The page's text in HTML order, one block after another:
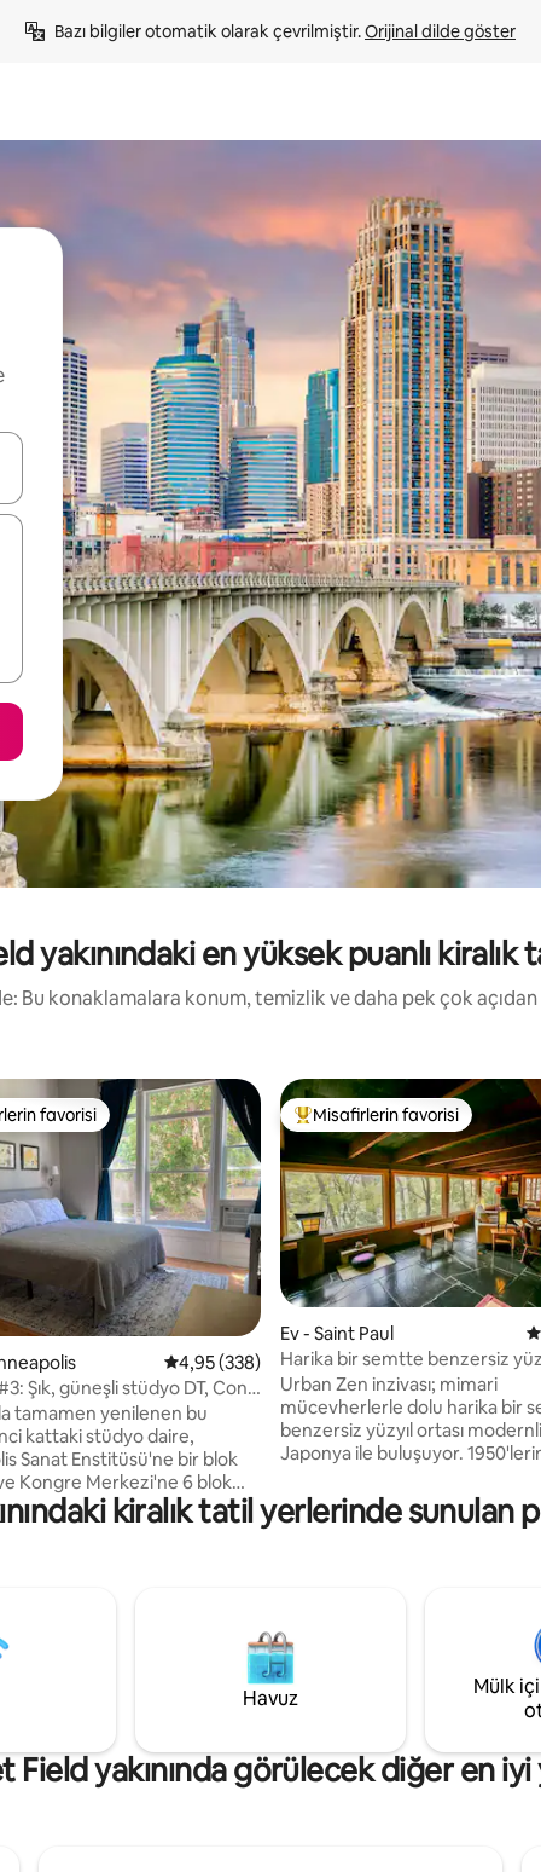
Bazı bilgiler otomatik olarak çevrilmiştir. Orijinal dilde göster
gezinin veya dokunarak ya da kaydırma hareketleriyle keşfedin.
yakınındaki en yüksek puanlı
Bu konaklamalara konum, temizlik ve daha pek çok
puan, 1160 değerlendirme
favorilerinden en beğenilenler arasında
favorisi
5 üzerinden ortalama 4,95 puan, 338
4,95 (338)
Şık, güneşli stüdyo DT, Conv
tamamen yenilenen bu
kattaki stüdyo daire,
Sanat Enstitüsü'ne bir blok
Kongre Merkezi'ne 6 blok
Mpls şehir merkezine yürüme
Viktorya dönemine ait bir
COVID-19 temizlik kurallarına
sık dokunulan yüzeyleri
ediyor ve baştan aşağı
temizliyoruz. Nevresim
Misafirlerin favorilerinden en
Misafirlerin favorisi
Ev - Saint Paul 5
Harika bir semtte benzersiz
modern tarzı
Urban Zen inzivası; mimari
mücevherlerle dolu harika bir
benzersiz yüzyıl ortası
Japonya ile buluşuyor.
enerjisiyle çalışan, ağaçlar ve
bahçeleriyle çevrili bir sanatçı
kampüsüne de çok yakın tam
Markete, hediyelik eşya
şarap dükkanına, yoga
kahve dükkanlarına ve harika
restoranlara yürüme
kiralık tatil yerlerinde sunulan
Havuz
Mülk
Field yakınında görülecek diğer en